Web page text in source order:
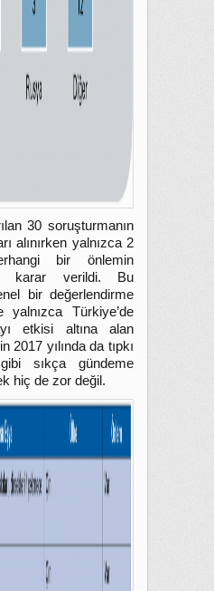
30 soruşturmanın
alınırken yalnızca 2
bir önlemin
karar verildi. Bu
bir değerlendirme
yalnızca Türkiye’de
etkisi altına alan
2017 yılında da tıpkı
sıkça gündeme
hiç de zor değil.